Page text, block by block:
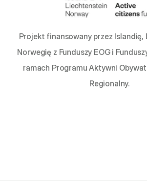
Projekt finansowany przez
Norwegię z Funduszy EOG i
ramach Programu Aktywni
Regionalny.